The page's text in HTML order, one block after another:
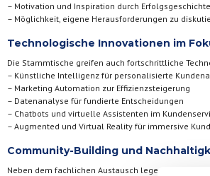
– Motivation und Inspiration durch
– Möglichkeit, eigene Herausforderungen zu
Technologische Innovationen im
Die Stammtische greifen auch fortschrittliche
– Künstliche Intelligenz für personalisierte
– Marketing Automation zur Effizienzsteigerung
– Datenanalyse für fundierte Entscheidungen
– Chatbots und virtuelle Assistenten im
– Augmented und Virtual Reality für immersive
Community-Building und
Neben dem fachlichen Austausch legen wir bei